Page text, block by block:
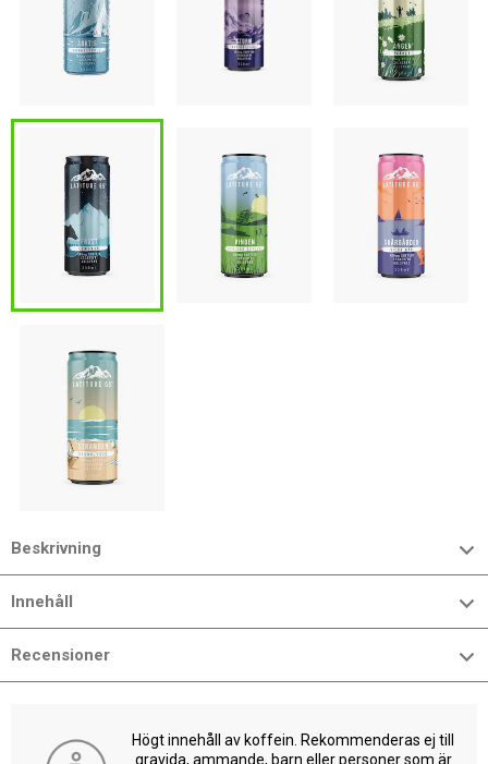
Beskrivning
Innehåll
Recensioner
Högt innehåll av koffein. Rekommenderas ej till
gravida, ammande, barn eller personer som är